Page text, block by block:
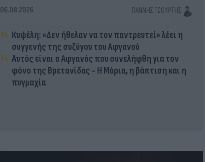
06.08.2026 ΓΙΆΝΝΗΣ ΤΣΟΎΡΤΗΣ
Κυψέλη: «Δεν ήθελαν να τον παντρευτεί» λέει η
συγγενής της συζύγου του Αφγανού
Αυτός είναι ο Αφγανός που συνελήφθη για τον
φόνο της Βρετανίδας - Η Μόρια, η βάπτιση και η
πυγμαχία